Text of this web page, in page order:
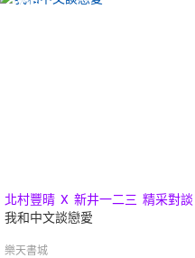
北村豐晴 X 新井一二三 精采對談
我和中文談戀愛
樂天書城